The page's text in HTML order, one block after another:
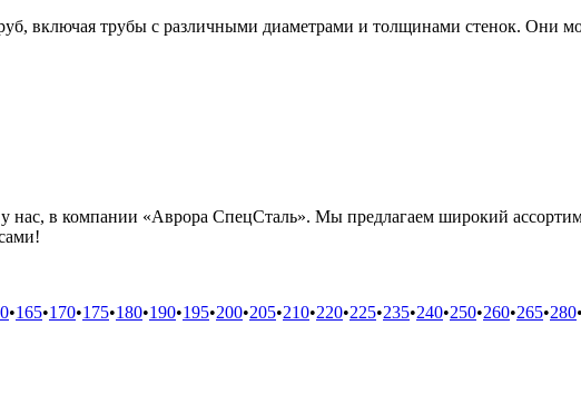
включая трубы с различными диаметрами и толщинами стенок. Они
в компании «Аврора СпецСталь». Мы предлагаем широкий
•165•170•175•180•190•195•200•205•210•220•225•235•240•250•260•265•280•